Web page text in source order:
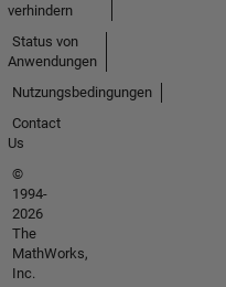
verhindern
Status von
Anwendungen
Nutzungsbedingungen
Contact
Us
©
1994-
2026
The
MathWorks,
Inc.